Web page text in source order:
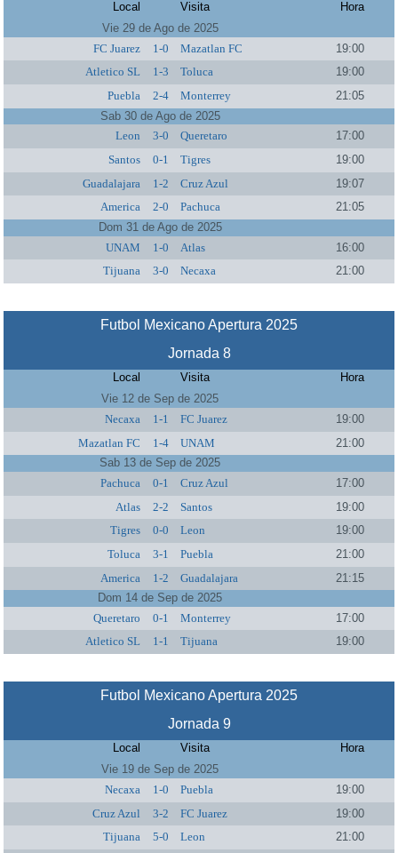
Local Visita
Hora
Vie 29 de Ago de 2025
FC Juarez
1-0 Mazatlan FC
19:00
Atletico SL
1-3 Toluca
19:00
Puebla
2-4 Monterrey
21:05
Sab 30 de Ago de 2025
Leon
3-0 Queretaro
17:00
Santos
0-1 Tigres
19:00
Guadalajara
1-2 Cruz Azul
19:07
America
2-0 Pachuca
21:05
Dom 31 de Ago de 2025
UNAM
1-0 Atlas
16:00
Tijuana
3-0 Necaxa 21:00
Futbol Mexicano Apertura 2025
Jornada 8
Local Visita
Hora
Vie 12 de Sep de 2025
Necaxa
1-1 FC Juarez
19:00
Mazatlan FC
1-4 UNAM
21:00
Sab 13 de Sep de 2025
Pachuca
0-1 Cruz Azul
17:00
Atlas
2-2 Santos
19:00
Tigres
0-0 Leon
19:00
Toluca
3-1 Puebla
21:00
America
1-2 Guadalajara
21:15
Dom 14 de Sep de 2025
Queretaro
0-1 Monterrey
17:00
Atletico SL
1-1 Tijuana 19:00
Futbol Mexicano Apertura 2025
Jornada 9
Local Visita
Hora
Vie 19 de Sep de 2025
Necaxa
1-0 Puebla
19:00
Cruz Azul
3-2 FC Juarez
19:00
Tijuana
5-0 Leon
21:00